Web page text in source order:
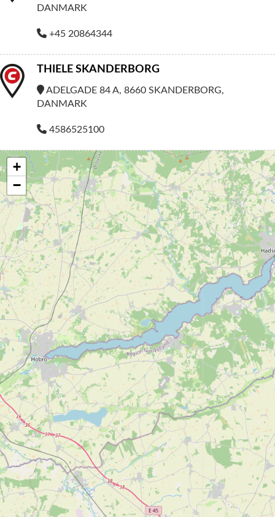
DANMARK
+45 20864344
THIELE SKANDERBORG
ADELGADE 84 A, 8660 SKANDERBORG,
DANMARK
4586525100
+
−